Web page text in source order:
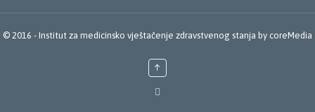
© 2016 - Institut za medicinsko vještačenje zdravstvenog stanja by coreMedia
↑
